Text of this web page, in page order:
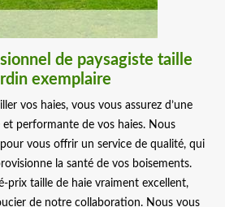
de paysagiste taille
exemplaire
vos haies, vous vous assurez d’une
performante de vos haies. Nous
vous offrir un service de qualité, qui
la santé de vos boisements.
prix taille de haie vraiment excellent,
de notre collaboration. Nous vous